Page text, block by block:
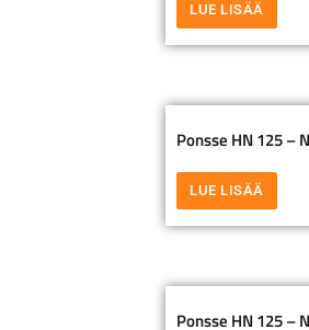
LUE LISÄÄ
Ponsse HN 125 –
LUE LISÄÄ
Ponsse HN 125 –